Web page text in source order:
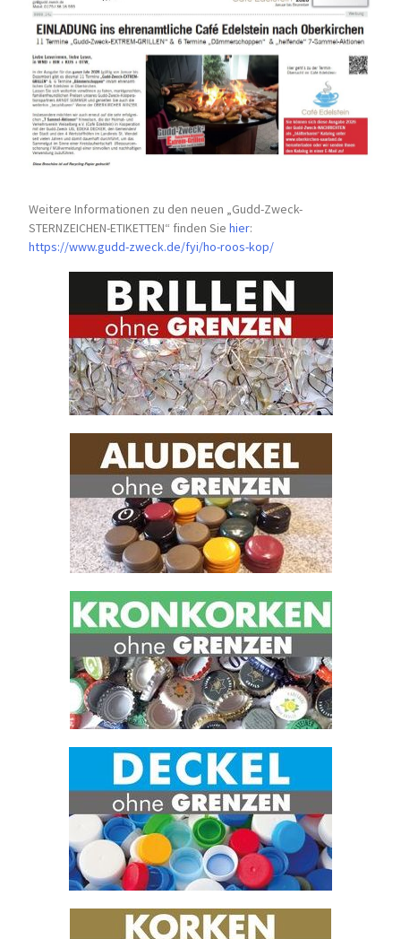
Weitere Informationen zu den neuen „Gudd-Zweck-
STERNZEICHEN-ETIKETTEN“ finden Siehier:
https://www.gudd-zweck.de/fyi/ho-roos-kop/